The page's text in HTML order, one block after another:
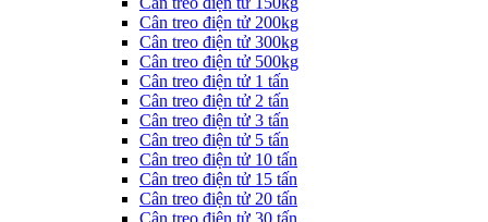
Cân treo điện tử 200kg
Cân treo điện tử 300kg
Cân treo điện tử 500kg
Cân treo điện tử 1 tấn
Cân treo điện tử 2 tấn
Cân treo điện tử 3 tấn
Cân treo điện tử 5 tấn
Cân treo điện tử 10 tấn
Cân treo điện tử 15 tấn
Cân treo điện tử 20 tấn